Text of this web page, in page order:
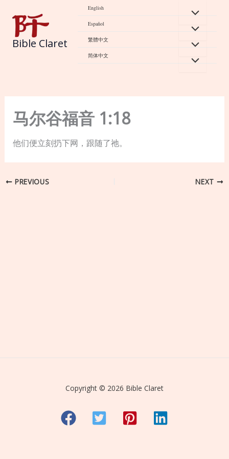
content
Bible Claret
English
Español
繁體中文
简体中文
马尔谷福音 1:18
他们便立刻扔下网，跟随了祂。
PREVIOUS NEXT
Copyright © 2026 Bible Claret